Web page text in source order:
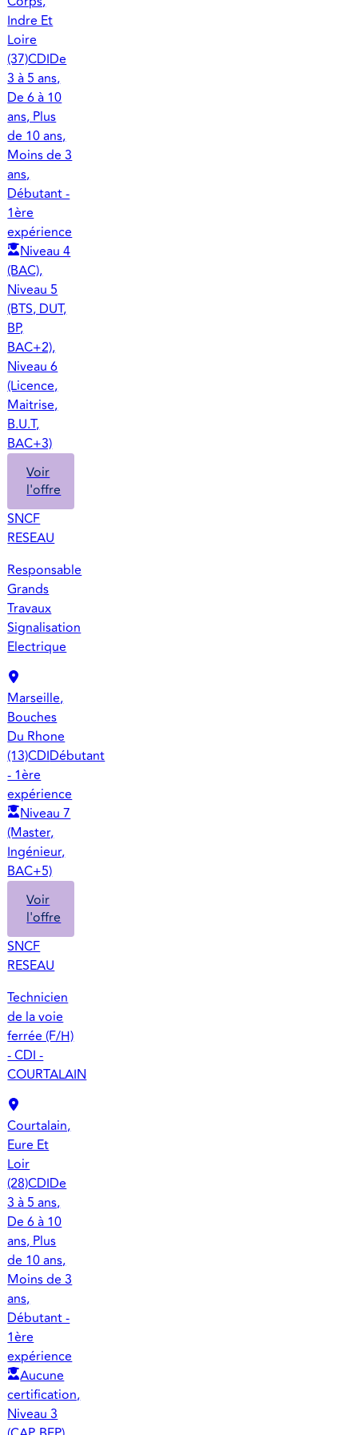
Indre Et
Loire
(37)CDIDe
3 à 5 ans,
De 6 à 10
ans, Plus
de 10 ans,
Moins de 3
ans,
Débutant -
1ère
expérience
Niveau 4
(BAC),
Niveau 5
(BTS, DUT,
BP,
BAC+2),
Niveau 6
(Licence,
Maitrise,
B.U.T,
BAC+3)
Voir
l'offre
SNCF
RESEAU
Responsable
Grands
Travaux
Signalisation
Electrique
Marseille,
Bouches
Du Rhone
(13)CDIDébutant
- 1ère
expérience
Niveau 7
(Master,
Ingénieur,
BAC+5)
Voir
l'offre
SNCF
RESEAU
Technicien
de la voie
ferrée (F/H)
- CDI -
COURTALAIN
Courtalain,
Eure Et
Loir
(28)CDIDe
3 à 5 ans,
De 6 à 10
ans, Plus
de 10 ans,
Moins de 3
ans,
Débutant -
1ère
expérience
Aucune
certification,
Niveau 3